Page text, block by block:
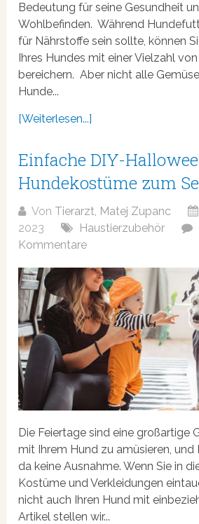
Bedeutung für seine Gesundheit
Wohlbefinden. Während
für Nährstoffe sein sollte, können
Ihres Hundes mit einer Vielzahl
bereichern. Aber nicht alle
Hunde...
[Weiterlesen...]
Einfache DIY-
Hundekostüme zum
Von Tierarzt, Matej Zupanc
2023
Haustierzubehör
Kommentare
Die Feiertage sind eine großartige
mit Ihrem Hund zu amüsieren,
da keine Ausnahme. Wenn Sie in
Kostüme und Verkleidungen
nicht auch Ihren Hund mit
Artikel stellen wir...